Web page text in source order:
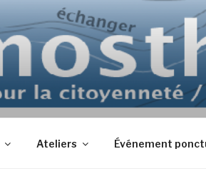
Ateliers Événement